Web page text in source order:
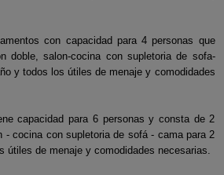
con capacidad para 4 personas que
doble, salon-cocina con supletoria de sofa-
y todos los útiles de menaje y comodidades
capacidad para 6 personas y consta de 2
- cocina con supletoria de sofá - cama para 2
útiles de menaje y comodidades necesarias.